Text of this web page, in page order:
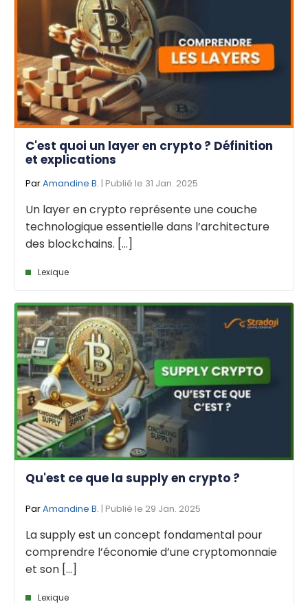
C'est quoi un layer en crypto ? Définition
et explications
ParAmandine B. | Publié le 31 Jan. 2025
Un layer en crypto représente une couche
technologique essentielle dans l’architecture
des blockchains. [...]
Lexique
Qu'est ce que la supply en crypto ?
ParAmandine B. | Publié le 29 Jan. 2025
La supply est un concept fondamental pour
comprendre l’économie d’une cryptomonnaie
et son [...]
Lexique